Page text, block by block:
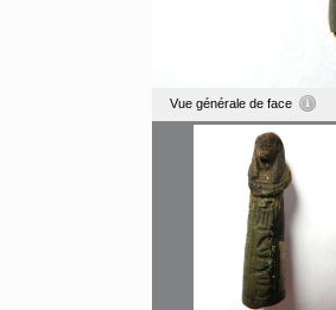
Vue générale de face